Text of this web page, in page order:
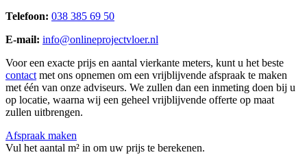
Telefoon: 038 385 69 50
E-mail: info@onlineprojectvloer.nl
Voor een exacte prijs en aantal vierkante meters, kunt u het beste
contact met ons opnemen om een vrijblijvende afspraak te maken
met één van onze adviseurs. We zullen dan een inmeting doen bij u
op locatie, waarna wij een geheel vrijblijvende offerte op maat
zullen uitbrengen.
Afspraak maken
Vul het aantal m² in om uw prijs te berekenen.